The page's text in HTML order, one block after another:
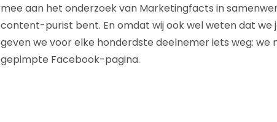
mee aan het onderzoek van Marketingfacts in
content-purist bent. En omdat wij ook wel weten dat we
geven we voor elke honderdste deelnemer iets weg:
gepimpte Facebook-pagina.